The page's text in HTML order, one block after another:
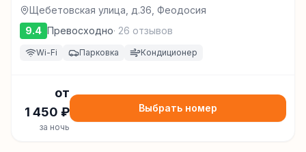
Щебетовская улица, д.36, Феодосия
9.4 Превосходно· 26 отзывов
Wi-Fi Парковка Кондиционер
от
1 450 ₽
за ночь
Выбрать номер